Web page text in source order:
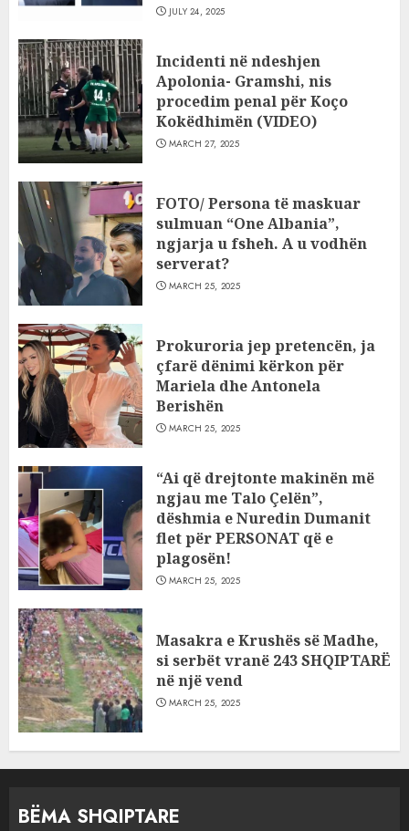
JULY 24, 2025
Incidenti në ndeshjen
Apolonia- Gramshi, nis
procedim penal për Koço
Kokëdhimën (VIDEO)
MARCH 27, 2025
FOTO/ Persona të maskuar
sulmuan “One Albania”,
ngjarja u fsheh. A u vodhën
serverat?
MARCH 25, 2025
Prokuroria jep pretencën, ja
çfarë dënimi kërkon për
Mariela dhe Antonela
Berishën
MARCH 25, 2025
“Ai që drejtonte makinën më
ngjau me Talo Çelën”,
dëshmia e Nuredin Dumanit
flet për PERSONAT që e
plagosën!
MARCH 25, 2025
Masakra e Krushës së Madhe,
si serbët vranë 243 SHQIPTARË
në një vend
MARCH 25, 2025
BËMA SHQIPTARE